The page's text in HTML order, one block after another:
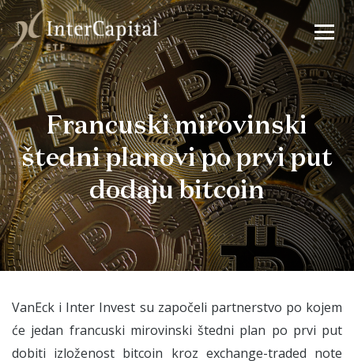
Francuski mirovinski
štedni planovi po prvi put
dodaju bitcoin
VanEck i Inter Invest su započeli partnerstvo po kojem
će jedan francuski mirovinski štedni plan po prvi put
dobiti izloženost bitcoin kroz exchange-traded note